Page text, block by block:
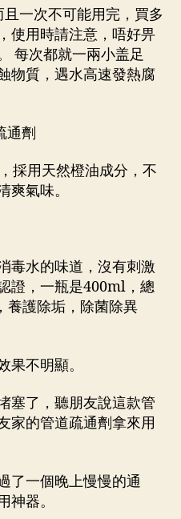
一次不可能用完，買多
使用時請注意，唔好畀
每次都就一兩小盖足
物質，遇水高速發熱腐
通劑
採用天然橙油成分，不
爽氣味。
毒水的味道，沒有刺激
證，一瓶是400ml，總
養護除垢，除菌除異
果不明顯。
塞了，聽朋友說這款管
家的管道疏通劑拿來用
了一個晚上慢慢的通
神器。